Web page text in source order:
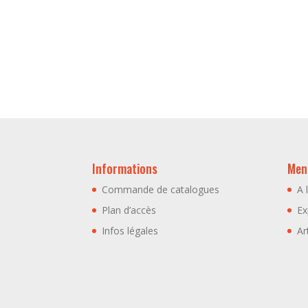
Informations
Commande de catalogues
Plan d’accès
Infos légales
A